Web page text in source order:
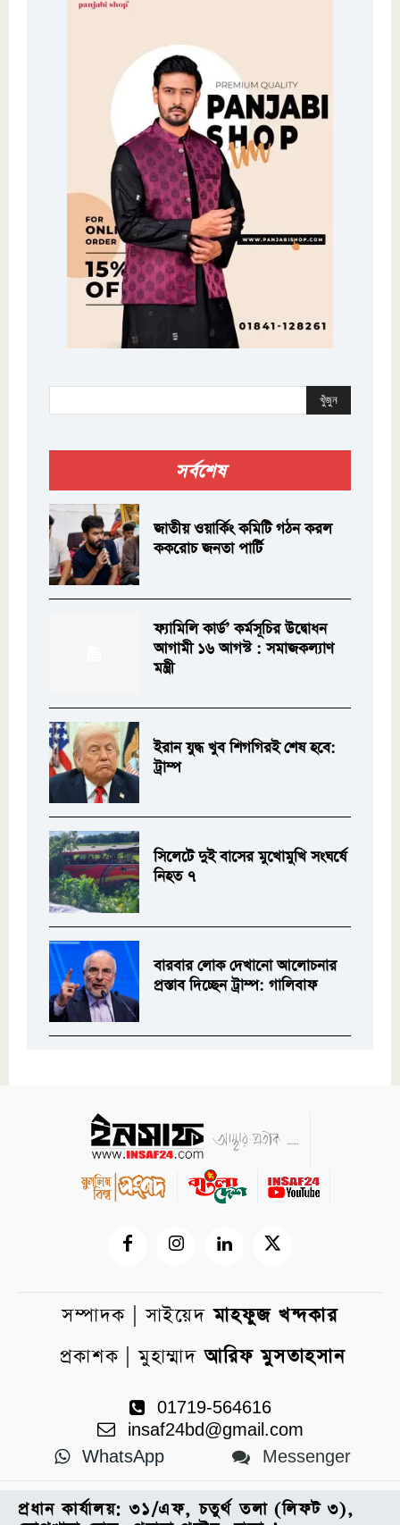
খুঁজুন
সর্বশেষ
জাতীয় ওয়ার্কিং কমিটি গঠন করল
ককরোচ জনতা পার্টি
ফ্যামিলি কার্ড’ কর্মসূচির উদ্বোধন
আগামী ১৬ আগস্ট : সমাজকল্যাণ
মন্ত্রী
ইরান যুদ্ধ খুব শিগগিরই শেষ হবে:
ট্রাম্প
সিলেটে দুই বাসের মুখোমুখি সংঘর্ষে
নিহত ৭
বারবার লোক দেখানো আলোচনার
প্রস্তাব দিচ্ছেন ট্রাম্প: গালিবাফ
সম্পাদক | সাইয়েদমাহফুজ খন্দকার
প্রকাশক | মুহাম্মাদআরিফ মুসতাহসান
01719-564616
insaf24bd@gmail.com
WhatsApp
Messenger
প্রধান কার্যালয়: ৩১/এফ, চতুর্থ তলা (লিফট ৩),